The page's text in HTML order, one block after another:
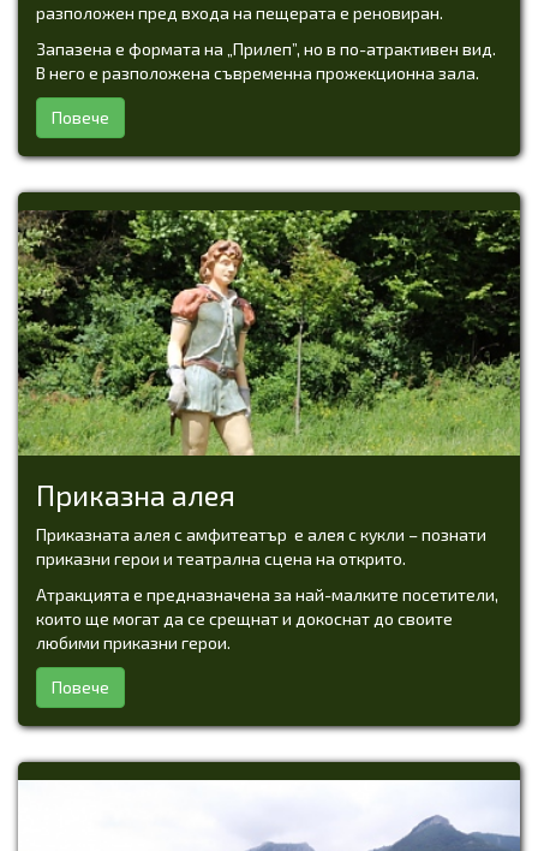
разположен пред входа на пещерата е реновиран.
Запазена е формата на „Прилеп”, но в по-атрактивен вид.
В него е разположена съвременна прожекционна зала.
Повече
Приказна алея
Приказната алея с амфитеатър е алея с кукли – познати
приказни герои и театрална сцена на открито.
Атракцията е предназначена за най-малките посетители,
които ще могат да се срещнат и докоснат до своите
любими приказни герои.
Повече